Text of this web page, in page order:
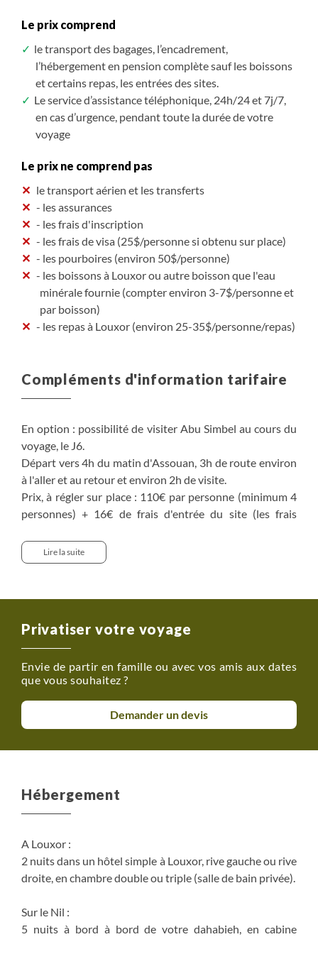
3 950 $CAD
3 710 $CAD / pers.
3 470 $CAD jusqu'à -13%*
S'inscrire / option
3 880 $CAD
3 650 $CAD / pers.
3 410 $CAD jusqu'à -13%*
S'inscrire / option
4 050 $CAD
3 800 $CAD / pers.
3 560 $CAD jusqu'à -13%*
S'inscrire / option
3 930 $CAD
3 680 $CAD / pers.
3 440 $CAD jusqu'à -13%*
S'inscrire / option
4 050 $CAD
3 800 $CAD / pers.
3 560 $CAD jusqu'à -13%*
S'inscrire / option
3 920 $CAD
3 680 $CAD / pers.
3 440 $CAD jusqu'à -13%*
S'inscrire / option
4 150 $CAD
3 880 $CAD / pers.
3 600 $CAD jusqu'à -13%*
S'inscrire / option
4 150 $CAD
3 880 $CAD / pers.
3 600 $CAD jusqu'à -13%*
S'inscrire / option
4 230 $CAD
3 950 $CAD / pers.
3 670 $CAD jusqu'à -13%*
S'inscrire / option
4 230 $CAD
3 950 $CAD / pers.
3 670 $CAD jusqu'à -13%*
S'inscrire / option
Le prix comprend
le transport des bagages, l’encadrement,
l’hébergement en pension complète sauf les boissons
et certains repas, les entrées des sites.
Le service d’assistance téléphonique, 24h/24 et 7j/7,
en cas d’urgence, pendant toute la durée de votre
voyage
Le prix ne comprend pas
le transport aérien et les transferts
- les assurances
- les frais d'inscription
- les frais de visa (25$/personne si obtenu sur place)
- les pourboires (environ 50$/personne)
- les boissons à Louxor ou autre boisson que l'eau
minérale fournie (compter environ 3-7$/personne et
par boisson)
- les repas à Louxor (environ 25-35$/personne/repas)
Compléments d'information tarifaire
En option : possibilité de visiter Abu Simbel au cours du
voyage, le J6.
Départ vers 4h du matin d'Assouan, 3h de route environ
à l'aller et au retour et environ 2h de visite.
Prix, à régler sur place : 110€ par personne (minimum 4
personnes) + 16€ de frais d'entrée du site (les frais
fonction de la décision des autorités égyptiennes). Visite
libre non guidée - si vous souhaitez une visite guidée, il
(à régler sur place, en fonction des disponibilités sur le
Cette option est à régler sur place, uniquement en
espèces et en €, prévoyez donc suffisamment
d'espèces avant votre départ de France (sauf les droits
d'entrée du site qui sont à régler uniquement en carte
bancaire)
votre programme et votre éventuelle extension) sont à
Lire la suite
Privatiser votre voyage
Envie de partir en famille ou avec vos amis aux dates
que vous souhaitez ?
Demander un devis
Hébergement
A Louxor :
2 nuits dans un hôtel simple à Louxor, rive gauche ou rive
droite, en chambre double ou triple (salle de bain privée).
Sur le Nil :
5 nuits à bord à bord de votre dahabieh, en cabine